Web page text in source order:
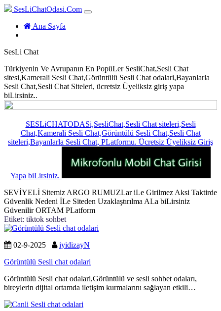
SesLiChatOdasi.Com
Ana Sayfa
SesLi Chat
Türkiyenin Ve Avrupanın En PopüLer SesliChat,Sesli Chat
sitesi,Kamerali Sesli Chat,Görüntülü Sesli Chat odalari,Bayanlarla
Sesli Chat,Sesli Chat Siteleri, ücretsiz Üyeliksiz giriş yapa
biLirsiniz..
SESLiCHATODASi,SesliChat,Sesli Chat siteleri,Sesli
Chat,Kamerali Sesli Chat,Görüntülü Sesli Chat,Sesli Chat
siteleri,Bayanlarla Sesli Chat, PLatformu. Ücretsiz Üyeliksiz Giriş
Yapa biLirsiniz.
SEVİYELİ Sitemiz ARGO RUMUZLar iLe Girilmez Aksi Taktirde
Güvenlik Nedeni İLe Siteden Uzaklaştırılma ALa biLirsiniz
Güvenilir ORTAM PLatform
Etiket: tiktok sohbet
02-9-2025
iyidizayN
Görüntülü Sesli chat odalari
Görüntülü Sesli chat odalari,Görüntülü ve sesli sohbet odaları,
bireylerin dijital ortamda iletişim kurmalarını sağlayan etkili…